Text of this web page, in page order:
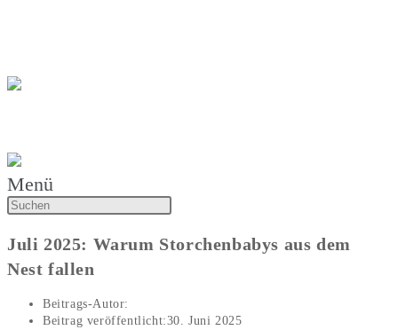
Menü
Juli 2025: Warum Storchenbabys aus dem
Nest fallen
Beitrags-Autor:
Beitrag veröffentlicht:30. Juni 2025